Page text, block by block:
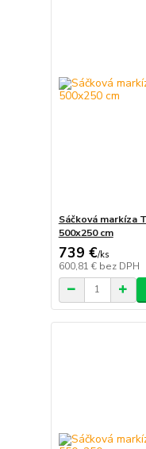
Sáčková markíza
500x250 cm
739 €/ks
600,81 € bez DPH